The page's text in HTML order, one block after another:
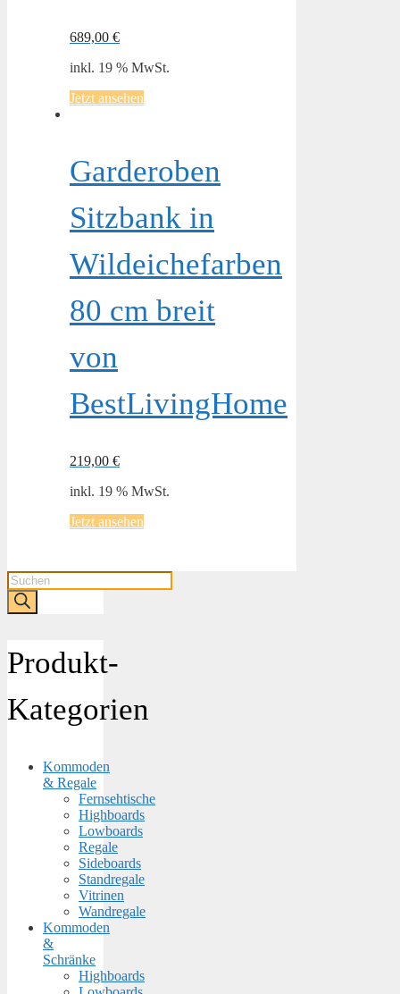
689,00 €
inkl. 19 % MwSt.
Jetzt ansehen
Garderoben
Sitzbank in
Wildeichefarben
80 cm breit
von
BestLivingHome
219,00 €
inkl. 19 % MwSt.
Jetzt ansehen
Products
search
Produkt-
Kategorien
Kommoden
& Regale
Fernsehtische
Highboards
Lowboards
Regale
Sideboards
Standregale
Vitrinen
Wandregale
Kommoden
&
Schränke
Highboards